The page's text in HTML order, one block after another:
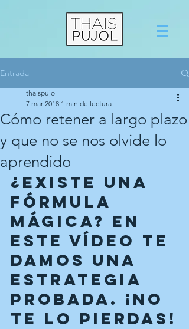
Entrada
Cómo retener a largo plazo
y que no se nos olvide lo
aprendido
thaispujol
7 mar 2018 1 min de lectura
¿Existe una
fórmula
mágica? En
este vídeo te
damos una
estrategia
probada. ¡No
te lo pierdas!